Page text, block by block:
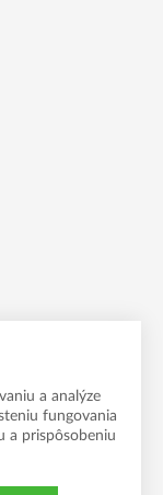
a analýze
fungovania
a prispôsobeniu